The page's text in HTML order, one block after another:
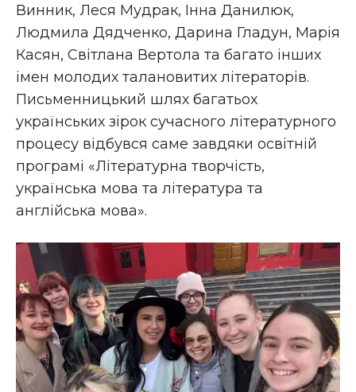
Винник, Леся Мудрак, Інна Данилюк,
Людмила Дядченко, Дарина Гладун, Марія
Касян, Світлана Вертола та багато інших
імен молодих талановитих літераторів.
Письменницький шлях багатьох
українських зірок сучасного літературного
процесу відбувся саме завдяки освітній
програмі «Літературна творчість,
українська мова та література та
англійська мова».